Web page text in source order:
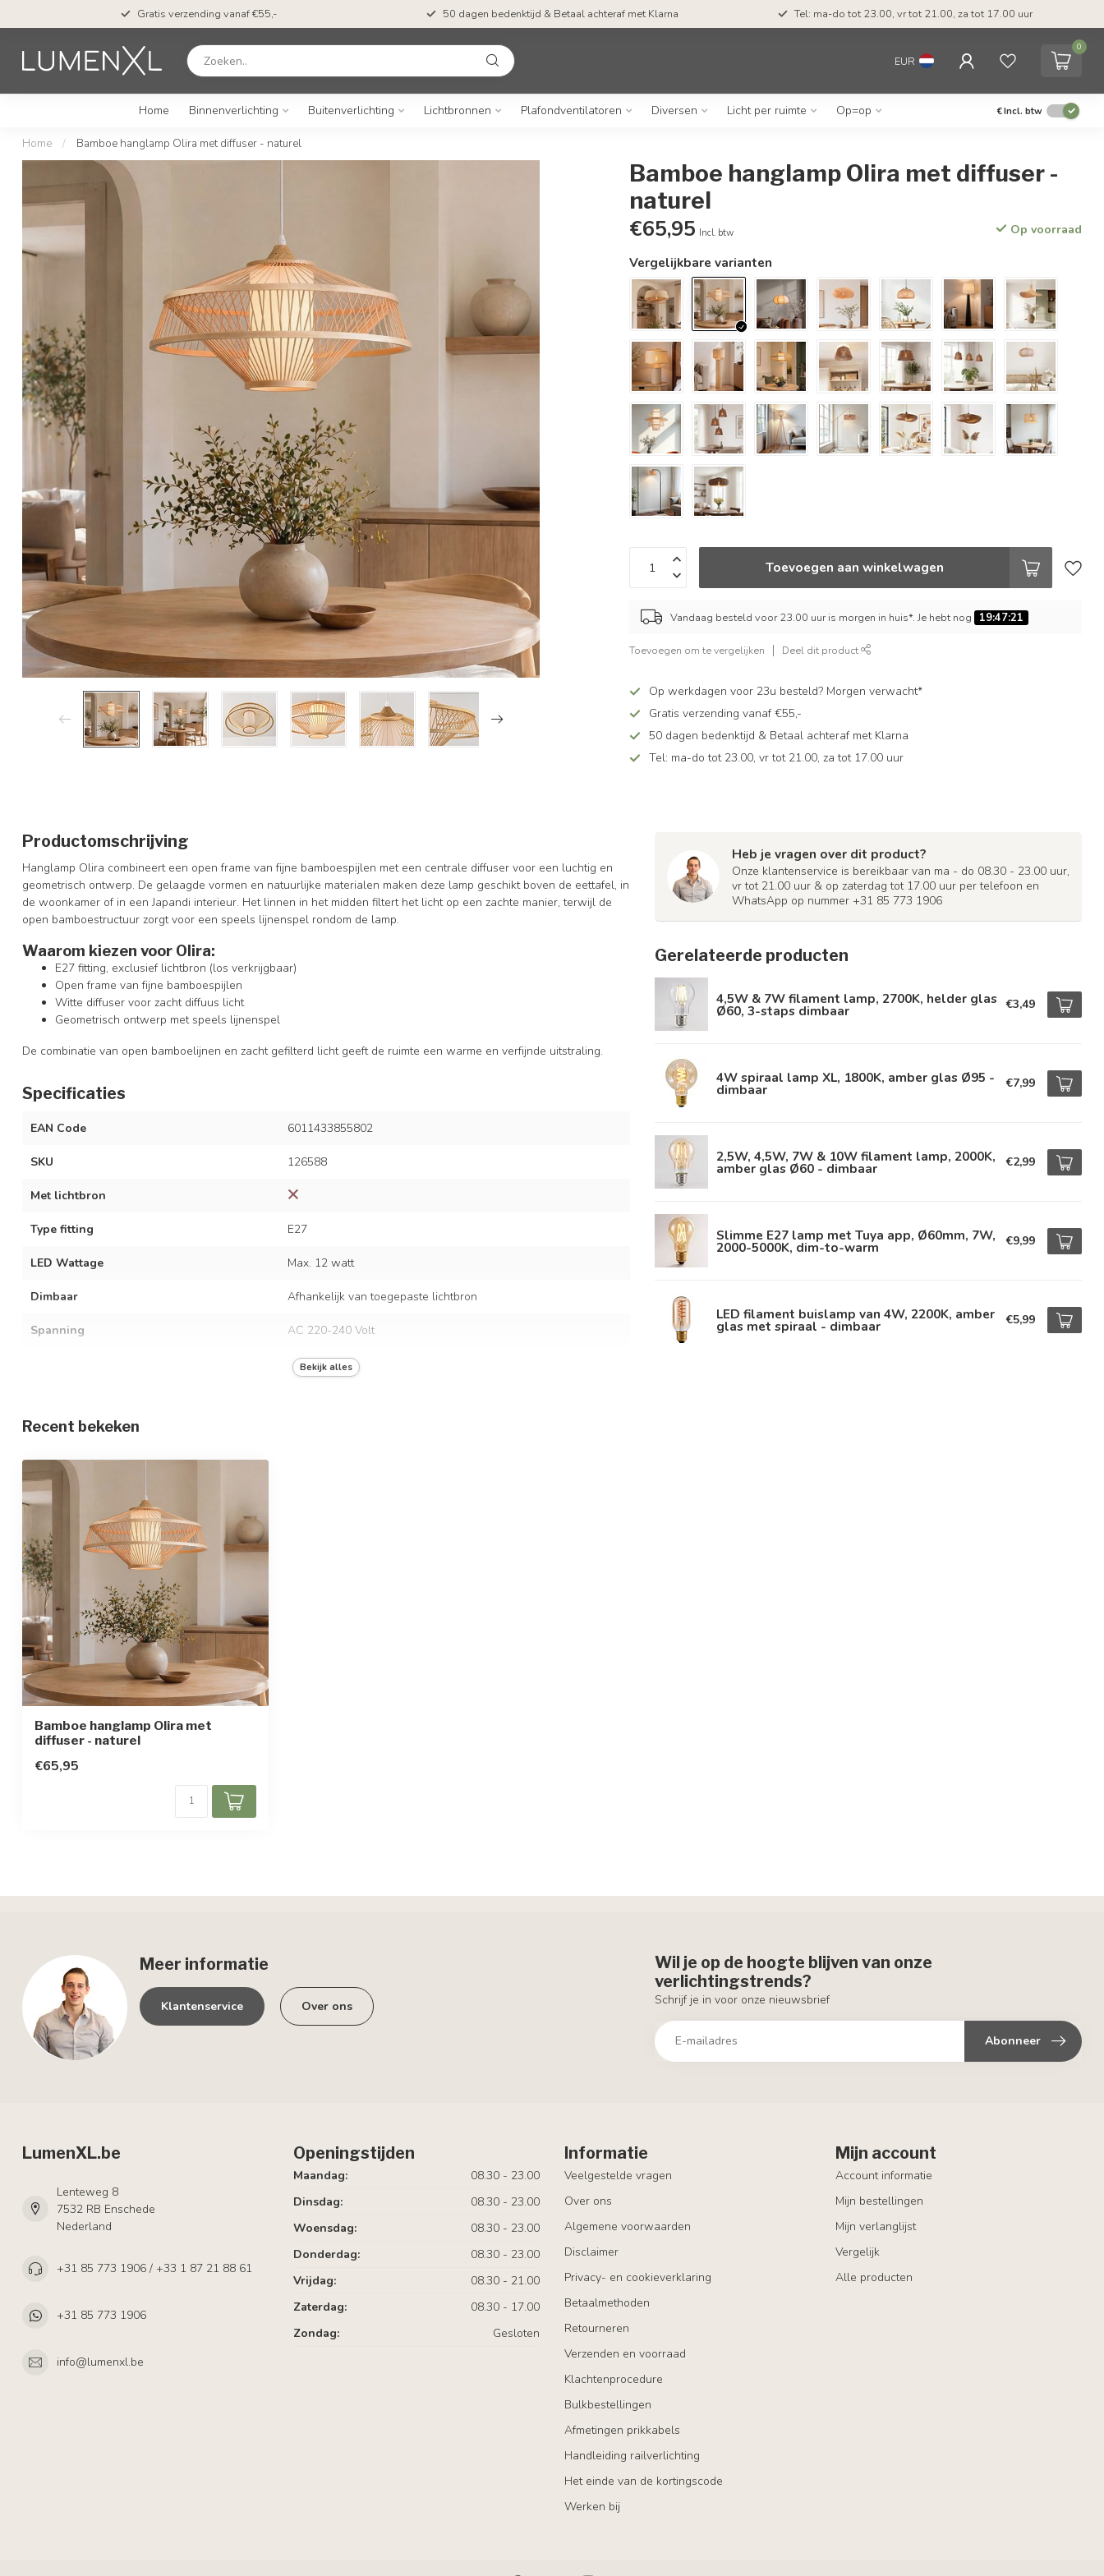
Gratis verzending vanaf €55,- 50 dagen bedenktijd & Betaal achteraf met Klarna Tel: ma-do tot 23.00, vr tot 21.00, za tot 17.00 uur
EUR
0
Home Binnenverlichting Buitenverlichting Lichtbronnen Plafondventilatoren Diversen Licht per ruimte Op=op €Incl. btw
Home / Bamboe hanglamp Olira met diffuser - naturel
Bamboe hanglamp Olira met diffuser -
naturel
€65,95 Incl. btw Op voorraad
Vergelijkbare varianten
Toevoegen aan winkelwagen
Vandaag besteld voor 23.00 uur is morgen in huis*. Je hebt nog 19:47:20
Toevoegen om te vergelijken Deel dit product
Op werkdagen voor 23u besteld? Morgen verwacht*
Gratis verzending vanaf €55,-
50 dagen bedenktijd & Betaal achteraf met Klarna
Tel: ma-do tot 23.00, vr tot 21.00, za tot 17.00 uur
Productomschrijving
Hanglamp Olira combineert een open frame van fijne bamboespijlen met een centrale diffuser voor een luchtig en
geometrisch ontwerp. De gelaagde vormen en natuurlijke materialen maken deze lamp geschikt boven de eettafel, in
de woonkamer of in een Japandi interieur. Het linnen in het midden filtert het licht op een zachte manier, terwijl de
open bamboestructuur zorgt voor een speels lijnenspel rondom de lamp.
Waarom kiezen voor Olira:
E27 fitting, exclusief lichtbron (los verkrijgbaar)
Open frame van fijne bamboespijlen
Witte diffuser voor zacht diffuus licht
Geometrisch ontwerp met speels lijnenspel
De combinatie van open bamboelijnen en zacht gefilterd licht geeft de ruimte een warme en verfijnde uitstraling.
Specificaties
EAN Code 6011433855802
SKU 126588
Met lichtbron
Type fitting E27
LED Wattage Max. 12 watt
Dimbaar Afhankelijk van toegepaste lichtbron
Spanning AC 220-240 Volt
50/60 Hz
Materiaal
Afmetingen
In hoogte verstelbaar
Beschermingsgraad
Beschermingsklasse
Bekijk alles
Heb je vragen over dit product?
Onze klantenservice is bereikbaar van ma - do 08.30 - 23.00 uur,
vr tot 21.00 uur & op zaterdag tot 17.00 uur per telefoon en
WhatsApp op nummer +31 85 773 1906
Gerelateerde producten
4,5W & 7W filament lamp, 2700K, helder glas
Ø60, 3-staps dimbaar €3,49
4W spiraal lamp XL, 1800K, amber glas Ø95 -
dimbaar €7,99
2,5W, 4,5W, 7W & 10W filament lamp, 2000K,
amber glas Ø60 - dimbaar €2,99
Slimme E27 lamp met Tuya app, Ø60mm, 7W,
2000-5000K, dim-to-warm €9,99
LED filament buislamp van 4W, 2200K, amber
glas met spiraal - dimbaar €5,99
Recent bekeken
Bamboe hanglamp Olira met
diffuser - naturel
€65,95
Meer informatie
Klantenservice Over ons
Wil je op de hoogte blijven van onze
verlichtingstrends?
Schrijf je in voor onze nieuwsbrief
Abonneer
LumenXL.be
Lenteweg 8
7532 RB Enschede
Nederland
+31 85 773 1906 / +33 1 87 21 88 61
+31 85 773 1906
info@lumenxl.be
Openingstijden
Maandag:
08.30 - 23.00
Dinsdag:
08.30 - 23.00
Woensdag:
08.30 - 23.00
Donderdag:
08.30 - 23.00
Vrijdag:
08.30 - 21.00
Zaterdag:
08.30 - 17.00
Zondag:
Gesloten
Informatie
Veelgestelde vragen
Over ons
Algemene voorwaarden
Disclaimer
Privacy- en cookieverklaring
Betaalmethoden
Retourneren
Verzenden en voorraad
Klachtenprocedure
Bulkbestellingen
Afmetingen prikkabels
Handleiding railverlichting
Het einde van de kortingscode
Werken bij
Mijn account
Account informatie
Mijn bestellingen
Mijn verlanglijst
Vergelijk
Alle producten